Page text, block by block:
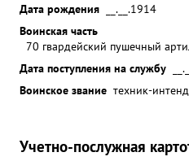
Дата рождения
__.__.1914
Воинская часть
70 гвардейский пушечный
Дата поступления на службу
Воинское звание техник-
Учетно-послужная